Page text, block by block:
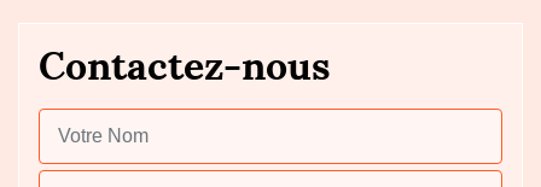
Contactez-nous